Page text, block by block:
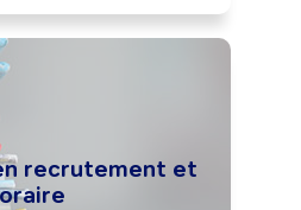
recrutement et